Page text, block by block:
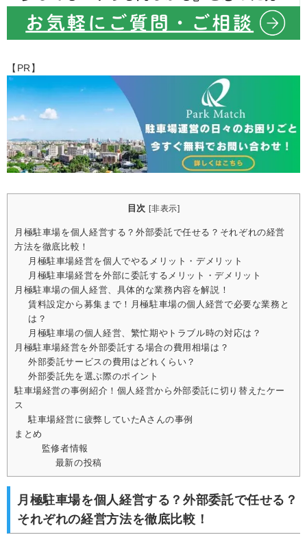
【PR】
目次 [非表示]
月極駐車場を個人経営する？外部委託で任せる？それぞれの経営
方法を徹底比較！
月極駐車場経営を個人でやるメリット・デメリット
月極駐車場経営を外部に委託するメリット・デメリット
月極駐車場の個人経営、具体的な業務内容を解説！
賃料設定から募集まで！月極駐車場の個人経営で必要な業務と
は？
月極駐車場の個人経営、繁忙期やトラブル時の対応は？
月極駐車場経営を外部委託する場合の費用相場は？
外部委託サービスの費用はどれくらい？
外部委託先を選ぶ際のポイント
駐車場経営の事例紹介！個人経営から外部委託に切り替えたケー
ス
駐車場経営に疲弊していたAさんの事例
まとめ
監修者情報
最新の投稿
月極駐車場を個人経営する？外部委託で任せる？
それぞれの経営方法を徹底比較！